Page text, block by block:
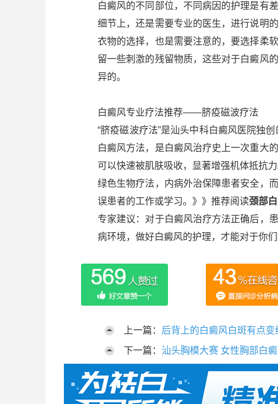
白癜风的不同部位，不同病因的护理是有
细节上，还是需要专业的医生，进行说明
衣物的选择，也是需要注意的，要选择柔
留一些刺激的残留物质，这些对于白癜风
异的。
白癜风专业疗法推荐——脐疫磁波疗法
“脐疫磁波疗法”是汕头中科白癜风医院独
白癜风方法，是白癜风治疗史上一次重大
可以快速被肌肤吸收，显著增强机体抵抗力
绿色生物疗法，内病外治保障患者安全，
误患者的工作或学习。》》推荐阅读颈部
专家建议：对于白癜风治疗方法正确后，
病环境，做好白癜风的护理，才能对于你
上一篇： 后背上的白癜风白斑有点
下一篇： 汕头胸模大赛 女性胸部白